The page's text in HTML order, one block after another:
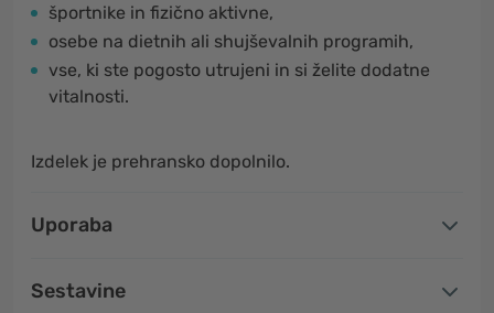
športnike in fizično aktivne,
osebe na dietnih ali shujševalnih programih,
vse, ki ste pogosto utrujeni in si želite dodatne
vitalnosti.
Izdelek je prehransko dopolnilo.
Uporaba
Sestavine